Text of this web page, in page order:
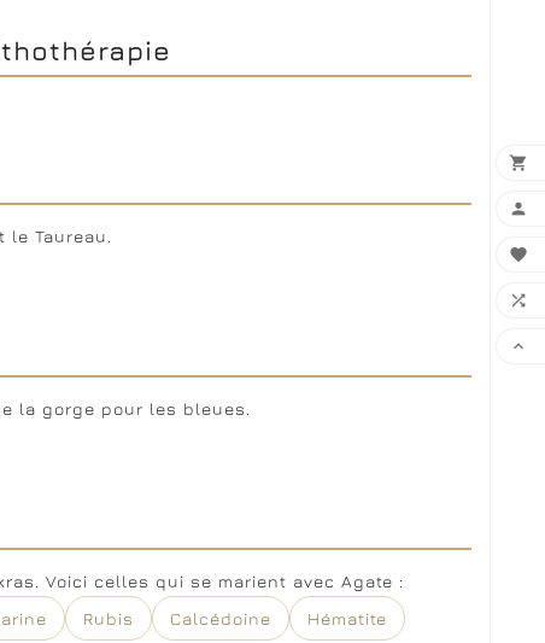
Taureau.
la gorge pour les bleues.
Voici celles qui se marient avec Agate :
Rubis Calcédoine Hématite




